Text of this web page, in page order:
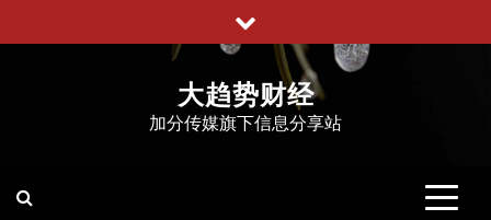
至
大趋势财经
加分传媒旗下信息分享站